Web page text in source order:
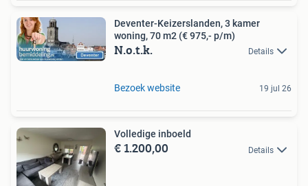
Deventer-Keizerslanden, 3 kamer
woning, 70 m2 (€ 975,- p/m)
N.o.t.k. Details
Bezoek website 19 jul 26
Volledige inboeld
€ 1.200,00 Details